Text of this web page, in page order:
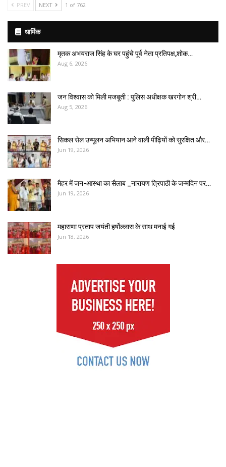
PREV NEXT 1 of 762
धार्मिक
मृतक अभयराज सिंह के घर पहुंचे पूर्व नेता प्रतिपक्ष,शोक…
Aug 6, 2026
जन विश्वास को मिली मजबूती : पुलिस अधीक्षक खरगोन श्री…
Aug 5, 2026
सिकल सेल उन्मूलन अभियान आने वाली पीढ़ियों को सुरक्षित और…
Jun 19, 2026
मैहर में जन-आस्था का सैलाब _नारायण त्रिपाठी के जन्मदिन पर…
Jun 19, 2026
महाराणा प्रताप जयंती हर्षोल्लास के साथ मनाई गई
Jun 18, 2026